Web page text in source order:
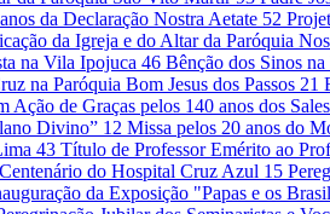
da Declaração Nostra Aetate 52
da Igreja e do Altar da Paróquia
na Vila Ipojuca 46 Bênção dos Sinos
na Paróquia Bom Jesus dos Passos 21
Ação de Graças pelos 140 anos dos
Divino” 12 Missa pelos 20 anos do
43 Título de Professor Emérito ao
do Hospital Cruz Azul 15
da Exposição "Papas e os